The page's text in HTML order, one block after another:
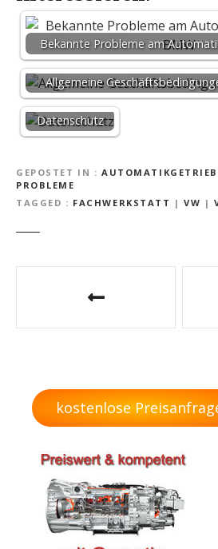
Bekannte Probleme am
Allgemeine
Datenschutz
GEPOSTET IN
PROBLEME
TAGGED
FACHWERKSTATT |VW |
kostenlose